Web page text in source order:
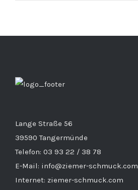
Lange Straße 56
39590 Tangermünde
Telefon: 03 93 22 / 38 78
E-Mail: info@ziemer-schmuck.com
Internet: ziemer-schmuck.com